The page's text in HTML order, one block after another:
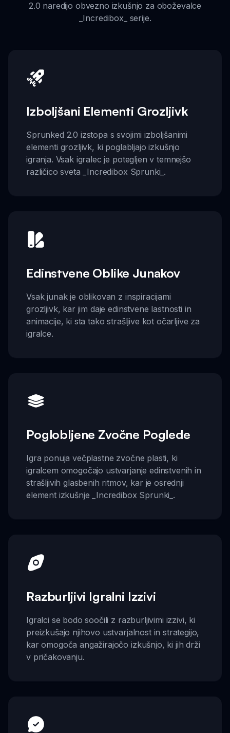
2.0 naredijo obvezno izkušnjo za oboževalce
_Incredibox_ serije.
Izboljšani Elementi Grozljivk
Sprunked 2.0 izstopa s svojimi izboljšanimi
elementi grozljivk, ki poglabljajo izkušnjo
igranja. Vsak igralec je potegljen v temnejšo
različico sveta _Incredibox Sprunki_.
Edinstvene Oblike Junakov
Vsak junak je oblikovan z inspiracijami
grozljivk, kar jim daje edinstvene lastnosti in
animacije, ki sta tako strašljive kot očarljive za
igralce.
Poglobljene Zvočne Poglede
Igra ponuja večplastne zvočne plasti, ki
igralcem omogočajo ustvarjanje edinstvenih in
strašljivih glasbenih ritmov, kar je osrednji
element izkušnje _Incredibox Sprunki_.
Razburljivi Igralni Izzivi
Igralci se bodo soočili z razburljivimi izzivi, ki
preizkušajo njihovo ustvarjalnost in strategijo,
kar omogoča angažirajočo izkušnjo, ki jih drži
v pričakovanju.